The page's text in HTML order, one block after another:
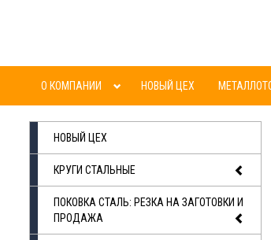
О КОМПАНИИ НОВЫЙ ЦЕХ
НОВЫЙ ЦЕХ
КРУГИ СТАЛЬНЫЕ
ПОКОВКА СТАЛЬ: РЕЗКА НА ЗАГОТОВКИ И
ПРОДАЖА